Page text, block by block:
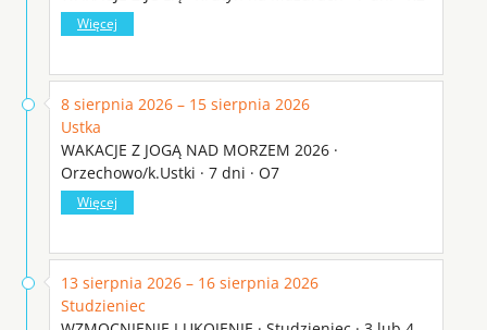
Więcej
8 sierpnia 2026 – 15 sierpnia 2026
Ustka
WAKACJE Z JOGĄ NAD MORZEM 2026 ·
Orzechowo/k.Ustki · 7 dni · O7
Więcej
13 sierpnia 2026 – 16 sierpnia 2026
Studzieniec